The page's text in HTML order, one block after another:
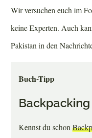
Wir versuchen euch im
keine Experten. Auch
Pakistan in den
Buch-Tipp
Kennst du schon